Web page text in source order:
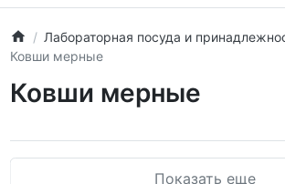
Лабораторная посуда и
Ковши мерные
Ковши мерные
Показать еще